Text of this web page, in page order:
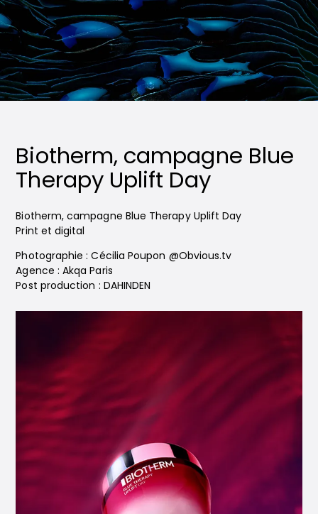
Biotherm, campagne Blue
Therapy Uplift Day
Biotherm, campagne Blue Therapy Uplift Day
Print et digital
Photographie : Cécilia Poupon @Obvious.tv
Agence : Akqa Paris
Post production : DAHINDEN